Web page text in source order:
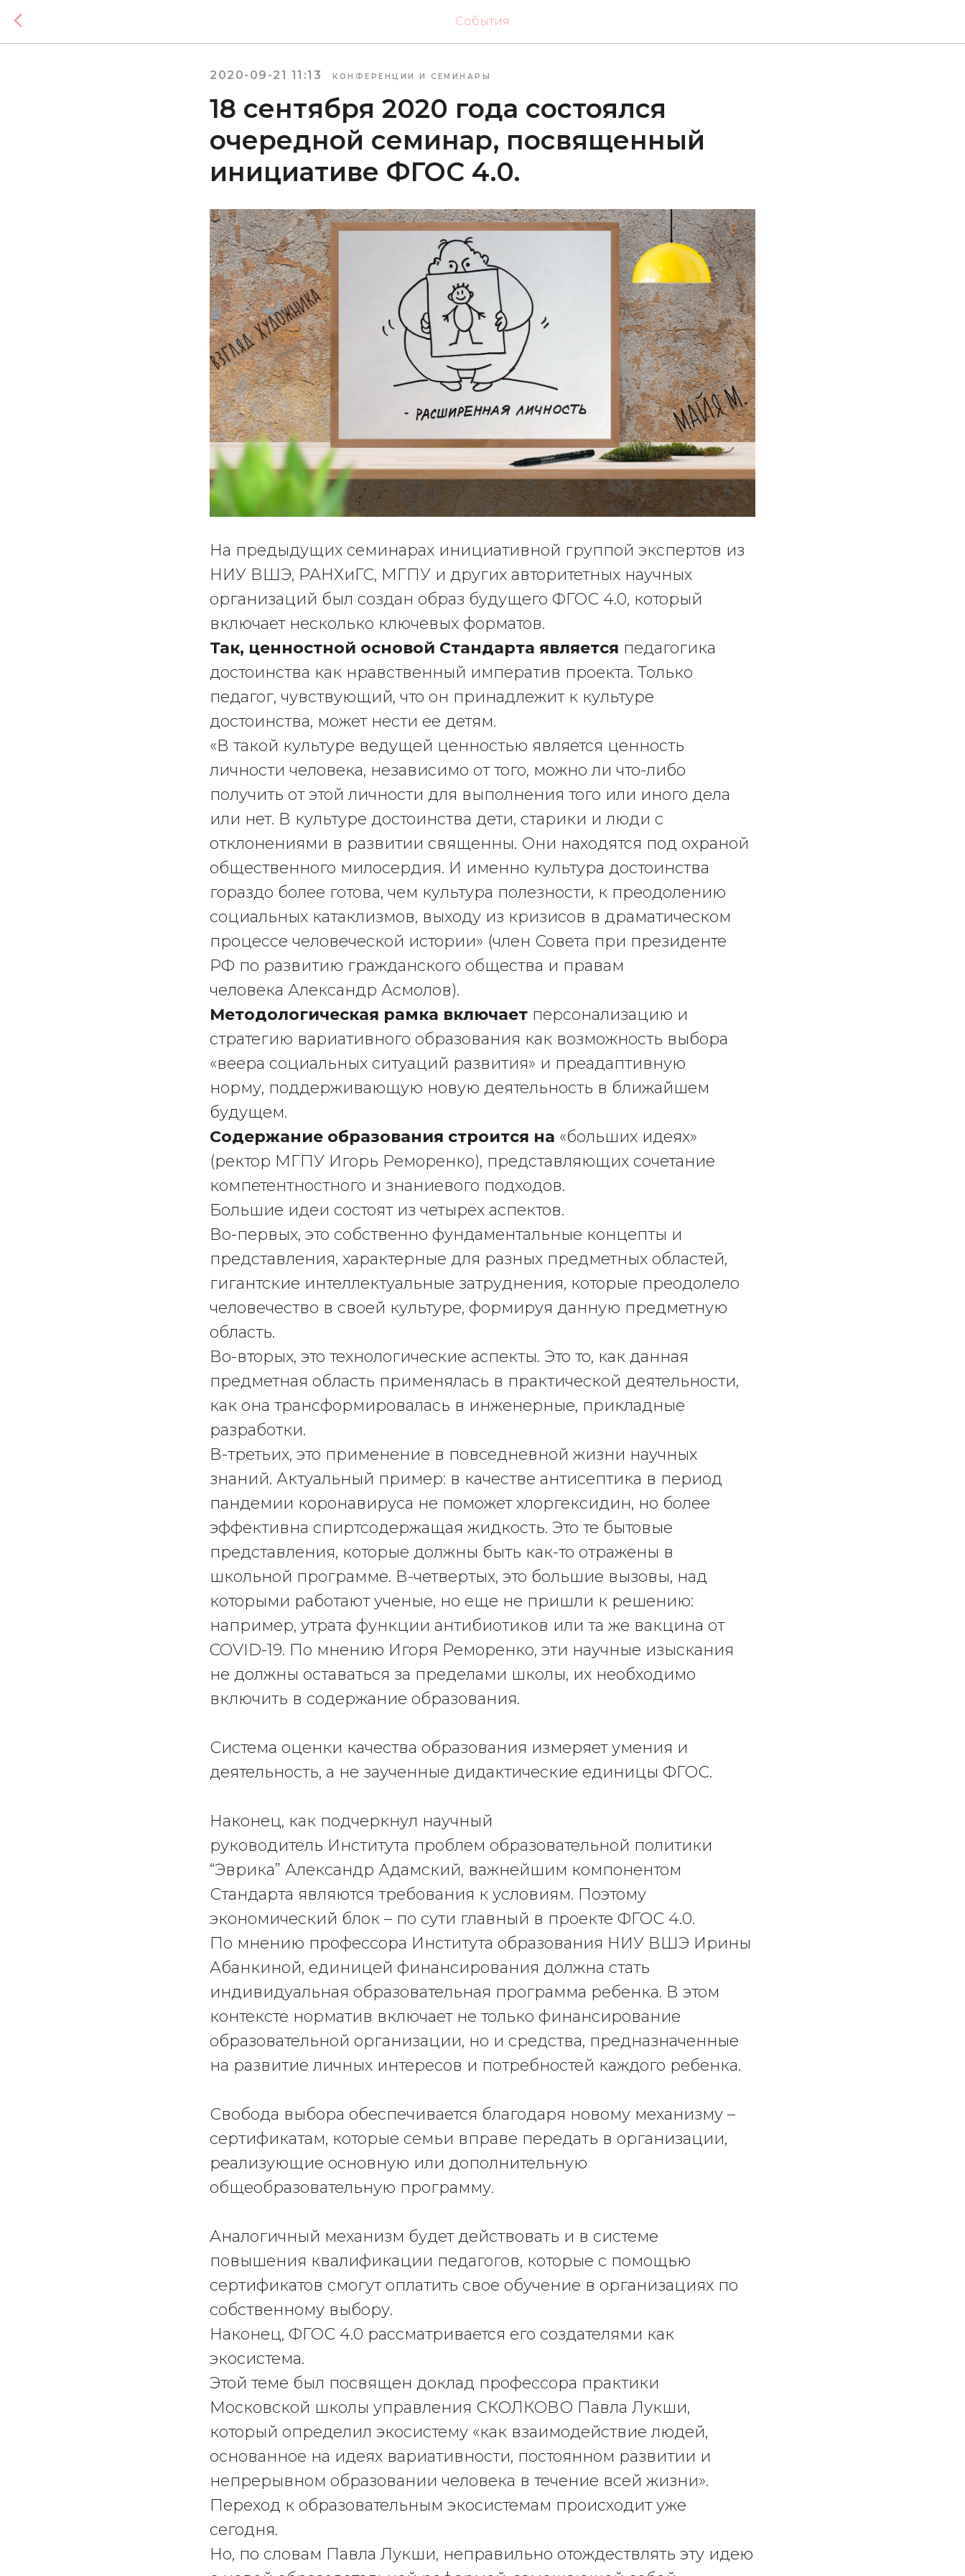
События
2020-09-21 11:13 КОНФЕРЕНЦИИ И СЕМИНАРЫ
18 сентября 2020 года состоялся
очередной семинар, посвященный
инициативе ФГОС 4.0.
На предыдущих семинарах инициативной группой экспертов из
НИУ ВШЭ, РАНХиГС, МГПУ и других авторитетных научных
организаций был создан образ будущего ФГОС 4.0, который
включает несколько ключевых форматов.
Так, ценностной основой Стандарта является педагогика
достоинства как нравственный императив проекта. Только
педагог, чувствующий, что он принадлежит к культуре
достоинства, может нести ее детям.
«В такой культуре ведущей ценностью является ценность
личности человека, независимо от того, можно ли что-либо
получить от этой личности для выполнения того или иного дела
или нет. В культуре достоинства дети, старики и люди с
отклонениями в развитии священны. Они находятся под охраной
общественного милосердия. И именно культура достоинства
гораздо более готова, чем культура полезности, к преодолению
социальных катаклизмов, выходу из кризисов в драматическом
процессе человеческой истории» (член Совета при президенте
РФ по развитию гражданского общества и правам
человека Александр Асмолов).
Методологическая рамка включает персонализацию и
стратегию вариативного образования как возможность выбора
«веера социальных ситуаций развития» и преадаптивную
норму, поддерживающую новую деятельность в ближайшем
будущем.
Содержание образования строится на «больших идеях»
(ректор МГПУ Игорь Реморенко), представляющих сочетание
компетентностного и знаниевого подходов.
Большие идеи состоят из четырёх аспектов.
Во-первых, это собственно фундаментальные концепты и
представления, характерные для разных предметных областей,
гигантские интеллектуальные затруднения, которые преодолело
человечество в своей культуре, формируя данную предметную
область.
Во-вторых, это технологические аспекты. Это то, как данная
предметная область применялась в практической деятельности,
как она трансформировалась в инженерные, прикладные
разработки.
В-третьих, это применение в повседневной жизни научных
знаний. Актуальный пример: в качестве антисептика в период
пандемии коронавируса не поможет хлоргексидин, но более
эффективна спиртсодержащая жидкость. Это те бытовые
представления, которые должны быть как-то отражены в
школьной программе. В-четвертых, это большие вызовы, над
которыми работают ученые, но еще не пришли к решению:
например, утрата функции антибиотиков или та же вакцина от
COVID-19. По мнению Игоря Реморенко, эти научные изыскания
не должны оставаться за пределами школы, их необходимо
включить в содержание образования.
Система оценки качества образования измеряет умения и
деятельность, а не заученные дидактические единицы ФГОС.
Наконец, как подчеркнул научный
руководитель Института проблем образовательной политики
“Эврика” Александр Адамский, важнейшим компонентом
Стандарта являются требования к условиям. Поэтому
экономический блок – по сути главный в проекте ФГОС 4.0.
По мнению профессора Института образования НИУ ВШЭ Ирины
Абанкиной, единицей финансирования должна стать
индивидуальная образовательная программа ребенка. В этом
контексте норматив включает не только финансирование
образовательной организации, но и средства, предназначенные
на развитие личных интересов и потребностей каждого ребенка.
Свобода выбора обеспечивается благодаря новому механизму –
сертификатам, которые семьи вправе передать в организации,
реализующие основную или дополнительную
общеобразовательную программу.
Аналогичный механизм будет действовать и в системе
повышения квалификации педагогов, которые с помощью
сертификатов смогут оплатить свое обучение в организациях по
собственному выбору.
Наконец, ФГОС 4.0 рассматривается его создателями как
экосистема.
Этой теме был посвящен доклад профессора практики
Московской школы управления СКОЛКОВО Павла Лукши,
который определил экосистему «как взаимодействие людей,
основанное на идеях вариативности, постоянном развитии и
непрерывном образовании человека в течение всей жизни».
Переход к образовательным экосистемам происходит уже
сегодня.
Но, по словам Павла Лукши, неправильно отождествлять эту идею